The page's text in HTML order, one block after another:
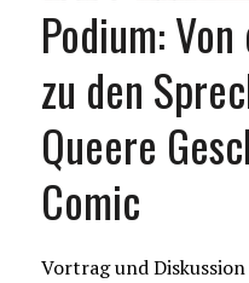
Podium:
zu den
Queere
Comic
Vortrag und